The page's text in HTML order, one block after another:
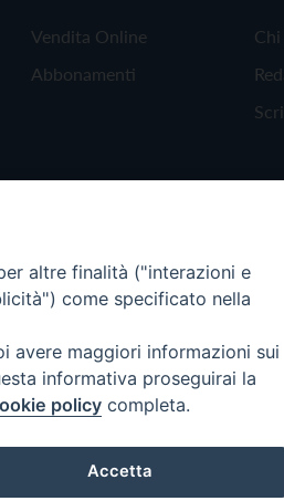
Vendita Online
Abbonamenti
Chi
altre finalità ("interazioni e
come specificato nella
avere maggiori informazioni sui
informativa proseguirai la
policy completa.
Accetta